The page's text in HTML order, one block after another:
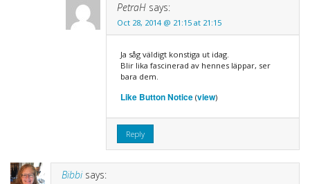
PetraH says:
Oct 28, 2014 @ 21:15 at 21:15
Ja såg väldigt konstiga ut idag.
Blir lika fascinerad av hennes läppar, ser
bara dem.
Like Button Notice(view)
Reply
Bibbi says: